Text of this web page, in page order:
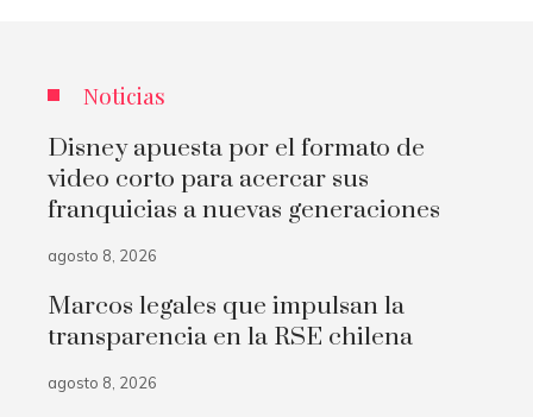
Noticias
Disney apuesta por el formato de
video corto para acercar sus
franquicias a nuevas generaciones
agosto 8, 2026
Marcos legales que impulsan la
transparencia en la RSE chilena
agosto 8, 2026